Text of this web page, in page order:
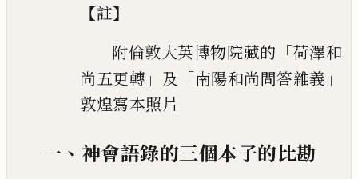
【註】
附倫敦大英博物院藏的 「荷澤和
尚五更轉 」 及 「南陽和尚問答雜義 」
敦煌寫本照片
一 、 神會語錄的三個本子的比勘